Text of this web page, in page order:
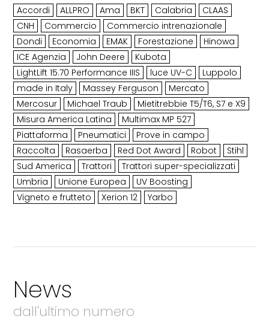
Accordi ALLPRO Ama BKT Calabria
CLAAS
CNH
Commercio
Commercio intrenazionale
Dondi
Economia EMAK Forestazione
Hinowa
ICE Agenzia
John Deere
Kubota
LightLift 15.70 Performance IIIS
luce UV-C
Luppolo
made in Italy
Massey Ferguson
Mercato
Mercosur
Michael Traub
Mietitrebbie T5/T6, S7 e X9
Misura America Latina
Multimax MP 527
Piattaforma
Pneumatici
Prove in campo
Raccolta
Rasaerba Red Dot Award Robot
Stihl
Sud America
Trattori
Trattori super-specializzati
Umbria
Unione Europea
UV Boosting
Vigneto e frutteto
Xerion 12 Yarbo
News
dall'ultimo numero